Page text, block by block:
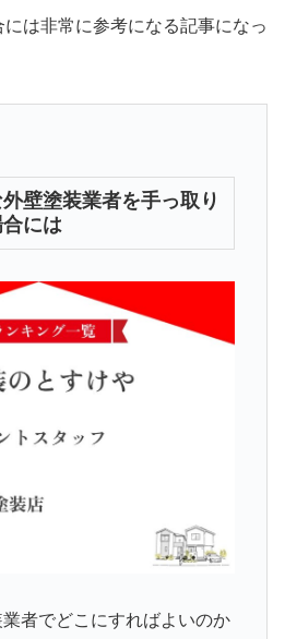
は非常に参考になる記事になっ
壁塗装業者を手っ取り
には
業者でどこにすればよいのか